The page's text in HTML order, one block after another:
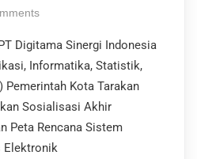
Digitama Sinergi Indonesia
Informatika, Statistik,
Pemerintah Kota Tarakan
Sosialisasi Akhir
Peta Rencana Sistem
Elektronik